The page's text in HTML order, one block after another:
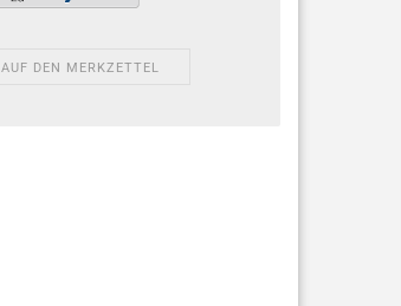
AUF DEN MERKZETTEL